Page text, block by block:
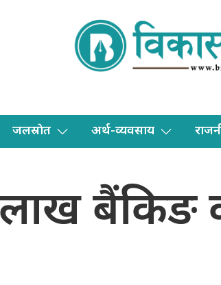
जलस्राेत अर्थ-व्यवसाय
लाख बैंकिङ